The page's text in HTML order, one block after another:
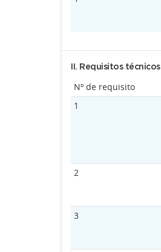
II. Requisitos técnicos
Nº de requisito
1
2
3